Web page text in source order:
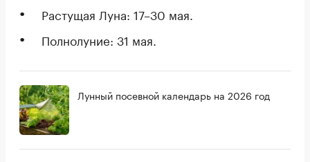
Растущая Луна: 17–30 мая.
Полнолуние: 31 мая.
Лунный посевной календарь на 2026 год